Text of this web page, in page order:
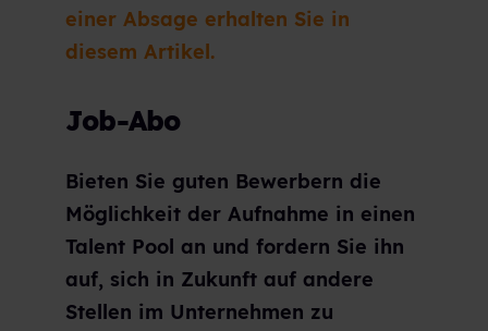
einer Absage erhalten Sie in
diesem Artikel.
Job-Abo
Bieten Sie guten Bewerbern die
Möglichkeit der Aufnahme in einen
Talent Pool an und fordern Sie ihn
auf, sich in Zukunft auf andere
Stellen im Unternehmen zu